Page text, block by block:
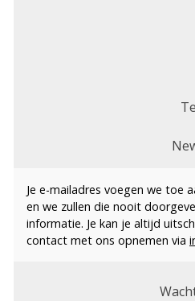
Je e-mailadres voegen we toe
en we zullen die nooit
informatie. Je kan je altijd
contact met ons opnemen via